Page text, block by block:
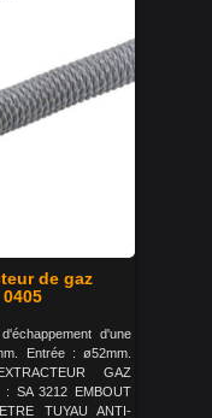
de gaz
d'une
Entrée : ø52mm.
GAZ
: SA 3212 EMBOUT
TUYAU ANTI-